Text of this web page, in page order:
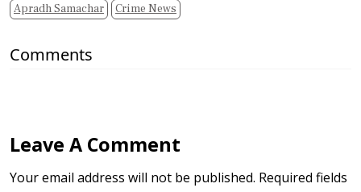
Apradh Samachar
Crime News
Comments
Leave A Comment
Your email address will not be published. Required fields